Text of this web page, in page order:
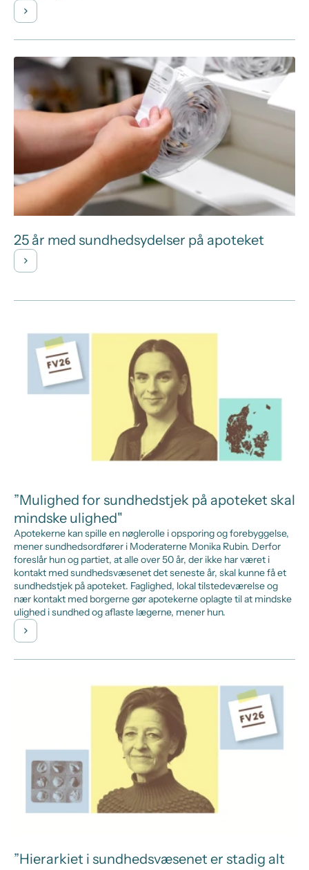
25 år med sundhedsydelser på apoteket
”Mulighed for sundhedstjek på apoteket skal
mindske ulighed"
Apotekerne kan spille en nøglerolle i opsporing og forebyggelse,
mener sundhedsordfører i Moderaterne Monika Rubin. Derfor
foreslår hun og partiet, at alle over 50 år, der ikke har været i
kontakt med sundhedsvæsenet det seneste år, skal kunne få et
sundhedstjek på apoteket. Faglighed, lokal tilstedeværelse og
nær kontakt med borgerne gør apotekerne oplagte til at mindske
ulighed i sundhed og aflaste lægerne, mener hun.
”Hierarkiet i sundhedsvæsenet er stadig alt